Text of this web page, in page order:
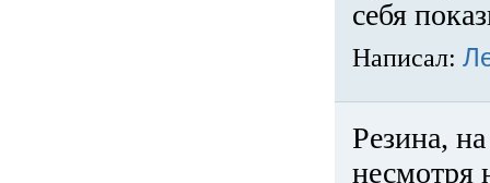
себя
Написал:
Резина,
несмотря